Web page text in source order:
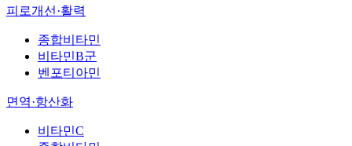
피로개선·활력
종합비타민
비타민B군
벤포티아민
면역·항산화
비타민C